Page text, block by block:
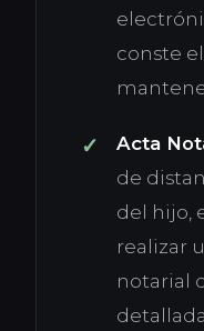
conste
Acta
de
del hijo,
realizar
notarial